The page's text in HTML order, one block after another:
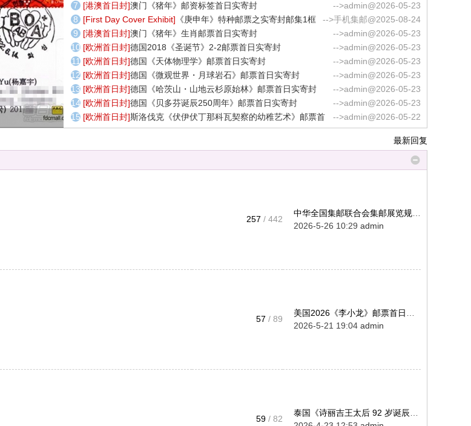
-->admin@2026-05-23
[港澳首日封]澳门《猪年》邮资标签首日实寄封
-->手机集邮@2025-08-24
[First Day Cover Exhibit] 《庚申年》特种邮票之实寄封邮集1框
-->admin@2026-05-23
[港澳首日封]澳门《猪年》生肖邮票首日实寄封
-->admin@2026-05-23
[欧洲首日封]德国2018《圣诞节》2-2邮票首日实寄封
-->admin@2026-05-23
[欧洲首日封]德国《天体物理学》邮票首日实寄封
-->admin@2026-05-23
[欧洲首日封]德国《微观世界・月球岩石》邮票首日实寄封
-->admin@2026-05-23
[欧洲首日封]德国《哈茨山・山地云杉原始林》邮票首日实寄封
-->admin@2026-05-23
[欧洲首日封]德国《贝多芬诞辰250周年》邮票首日实寄封
-->admin@2026-05-22
[欧洲首日封]斯洛伐克《伏伊伏丁那科瓦契察的幼稚艺术》邮票首
日实
最新回复
257 / 442
2026-5-26 10:29 admin
57 / 89
2026-5-21 19:04 admin
59 / 82